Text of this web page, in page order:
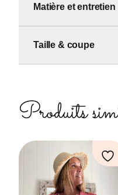
Matière et entretien
Taille & coupe
Produits